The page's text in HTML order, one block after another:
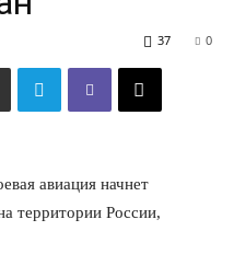
0
37
авиация начнет
территории России,